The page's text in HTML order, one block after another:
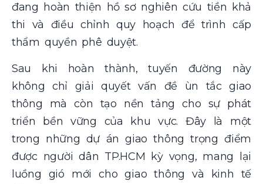
đang hoàn thiện hồ sơ nghiên cứu tiền khả
thi và điều chỉnh quy hoạch để trình cấp
thẩm quyền phê duyệt.
Sau khi hoàn thành, tuyến đường này
không chỉ giải quyết vấn đề ùn tắc giao
thông mà còn tạo nền tảng cho sự phát
triển bền vững của khu vực. Đây là một
trong những dự án giao thông trọng điểm
được người dân TP.HCM kỳ vọng, mang lại
luồng gió mới cho giao thông và kinh tế